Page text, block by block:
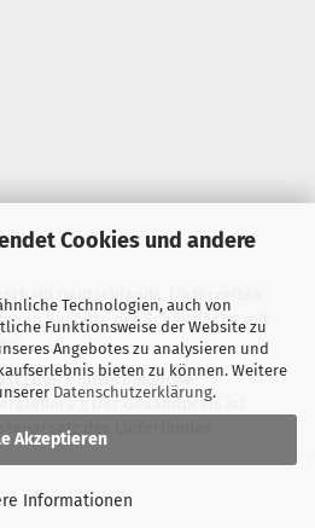
Cookies und andere
Technologien, auch von
Funktionsweise der Website zu
Angebotes zu analysieren und
bieten zu können. Weitere
Datenschutzerklärung.
Akzeptieren
Informationen
Deutschlands, Lieferzeiten
Sie bitte der Schaltfläche mit
UVP = unverbindliche
); Der Gesamtpreis ist
des Lieferlandes